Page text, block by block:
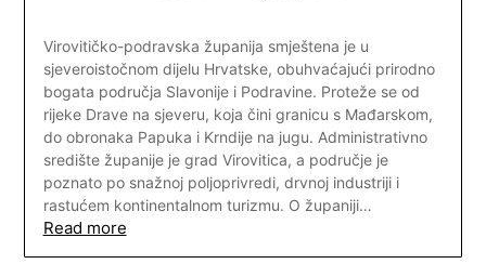
Virovitičko-podravska županija smještena je u
sjeveroistočnom dijelu Hrvatske, obuhvaćajući prirodno
bogata područja Slavonije i Podravine. Proteže se od
rijeke Drave na sjeveru, koja čini granicu s Mađarskom,
do obronaka Papuka i Krndije na jugu. Administrativno
središte županije je grad Virovitica, a područje je
poznato po snažnoj poljoprivredi, drvnoj industriji i
rastućem kontinentalnom turizmu. O županiji…
Read more